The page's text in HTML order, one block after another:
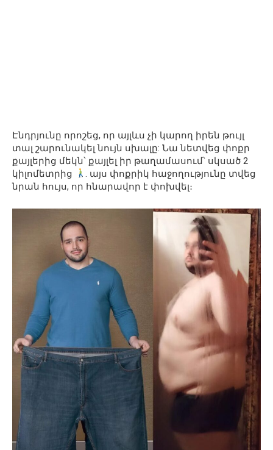
Էնդրյունը որոշեց, որ այլևս չի կարող իրեն թույլ
տալ շարունակել նույն սխալը: Նա նետվեց փոքր
քայլերից մեկն՝ քայլել իր թաղամասում՝ սկսած 2
կիլոմետրից
. այս փոքրիկ հաջողությունը տվեց
նրան հույս, որ հնարավոր է փոխվել։